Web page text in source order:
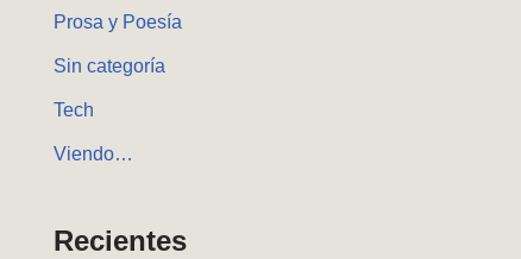
Prosa y Poesía
Sin categoría
Tech
Viendo…
Recientes